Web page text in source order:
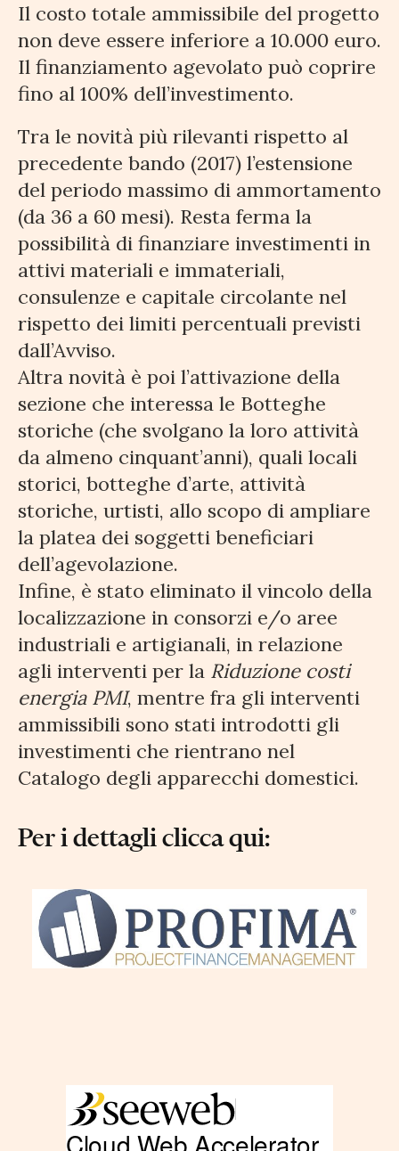
Il costo totale ammissibile del progetto
non deve essere inferiore a 10.000 euro.
Il finanziamento agevolato può coprire
fino al 100% dell’investimento.
Tra le novità più rilevanti rispetto al
precedente bando (2017) l’estensione
del periodo massimo di ammortamento
(da 36 a 60 mesi). Resta ferma la
possibilità di finanziare investimenti in
attivi materiali e immateriali,
consulenze e capitale circolante nel
rispetto dei limiti percentuali previsti
dall’Avviso.
Altra novità è poi l’attivazione della
sezione che interessa le Botteghe
storiche (che svolgano la loro attività
da almeno cinquant’anni), quali locali
storici, botteghe d’arte, attività
storiche, urtisti, allo scopo di ampliare
la platea dei soggetti beneficiari
dell’agevolazione.
Infine, è stato eliminato il vincolo della
localizzazione in consorzi e/o aree
industriali e artigianali, in relazione
agli interventi per la Riduzione costi
energia PMI, mentre fra gli interventi
ammissibili sono stati introdotti gli
investimenti che rientrano nel
Catalogo degli apparecchi domestici.
Per i dettagli clicca qui: